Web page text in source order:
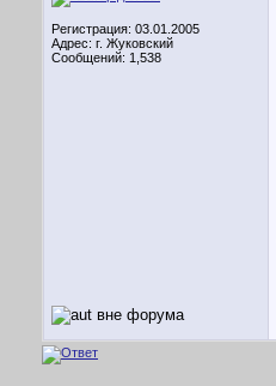
Регистрация: 03.01.2005
Адрес: г. Жуковский
Сообщений: 1,538